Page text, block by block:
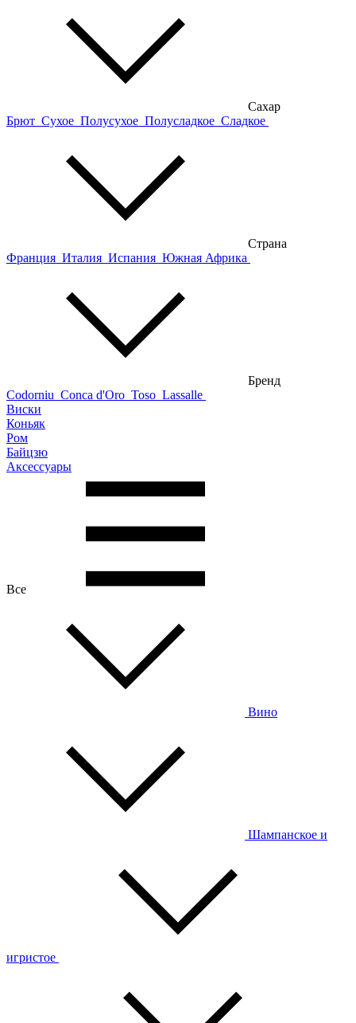
Сахар
Брют Сухое Полусухое Полусладкое Сладкое
Страна
Франция Италия Испания Южная Африка
Бренд
Codorniu Conca d'Oro Toso Lassalle
Виски
Коньяк
Ром
Байцзю
Аксессуары
Все
Вино
Шампанское и
игристое